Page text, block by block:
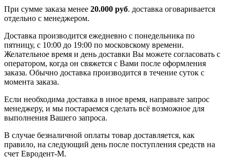
При сумме заказа менее 20.000 руб. доставка оговаривается
отдельно с менеджером.
Доставка производится ежедневно с понедельника по
пятницу, с 10:00 до 19:00 по московскому времени.
Желательное время и день доставки Вы можете согласовать с
оператором, когда он свяжется с Вами после оформления
заказа. Обычно доставка производится в течение суток с
момента заказа.
Если необходима доставка в иное время, направьте запрос
менеджеру, и мы постараемся сделать всё возможное для
выполнения Вашего запроса.
В случае безналичной оплаты товар доставляется, как
правило, на следующий день после поступления средств на
счет Евродент-М.